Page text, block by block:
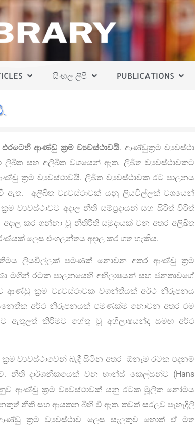
සිංහල ලිපි PUBLICATIONS
ආණ්ඩු ක‍්‍රම ව්‍යවස්ථාවයි. ආණ්ඩුක‍්‍රම ව්‍යවස්ථා
ලිඛිත සහ අලිඛිත වශයෙන් ඇත. ලිඛිත ව්‍යවස්ථාවකට
ක‍්‍රම ව්‍යවස්ථාවයි. ලිඛිත ව්‍යවස්ථාවක රට පාලනය
ඇත. අලිඛිත ව්‍යවස්ථාවක් යනු ලියවිල්ලක් වශයෙන්
ව්‍යවස්ථාවට අදාල නීති සම්ප‍්‍රදායන් සහ සිරිත් විරිත්
කර ගන්නා වූ නීතිරීති සමුදායක් වන අතර අලිඛිත
ලෙස එංගලන්තය අදාල කර ගත හැකිය.
ලියවිල්ලක් පමණක් නොවන අතර ආණ්ඩු ක‍්‍රම
මගින් රටක පාලනයෙහි අභිලාෂයන් සහ ජනතාවගේ
ආණ්ඩු ක‍්‍රම ව්‍යවස්ථාවක වගන්තියක් අර්ථ නිරූපනය
අර්ථ නිරූපනයක් පමණක්ම නොවන අතර එම
ඇතුලත් කිරිමට හේතු වූ අභිලාෂයන්ද සමඟ අර්ථ
ව්‍යවස්ථාවෙන් බැඳී සිටින අතර ඕනෑම රටක පදනම්
නීති දාර්ශනිකයෙක් වන හාන්ස් කෙල්සන්ට (Hans
ආණ්ඩු ක‍්‍රම ව්‍යවස්ථාවක් යනු රටක මූලික නෝමය
නීති සහ ආයතන බිහි වී ඇත. තවත් සරලව පැහැදිලි
ක‍්‍රම ව්‍යවස්ථාව ලෙස සැලකුව හොත් ඒ මත